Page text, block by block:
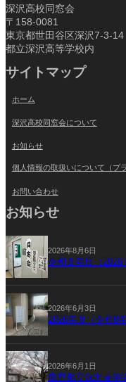
深沢高校同窓会
〒158-0081
東京都世田谷区深沢7-3-14
都立深沢高等学校内
サイトマップ
ホーム
深沢高校同窓会について
お知らせ
個人情報の取扱いについて（プ
お問い合わせ
お知らせ
2026年8月6日
令和８年度（2026
2026年6月3日
2026年度（令和8
2026年6月1日
東京都立深沢高等